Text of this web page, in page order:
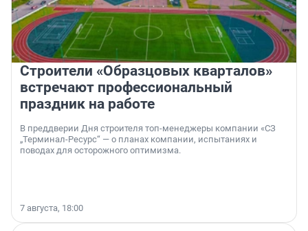
Строители «Образцовых кварталов»
встречают профессиональный
праздник на работе
В преддверии Дня строителя топ-менеджеры компании «СЗ
„Терминал-Ресурс“ — о планах компании, испытаниях и
поводах для осторожного оптимизма.
7 августа, 18:00